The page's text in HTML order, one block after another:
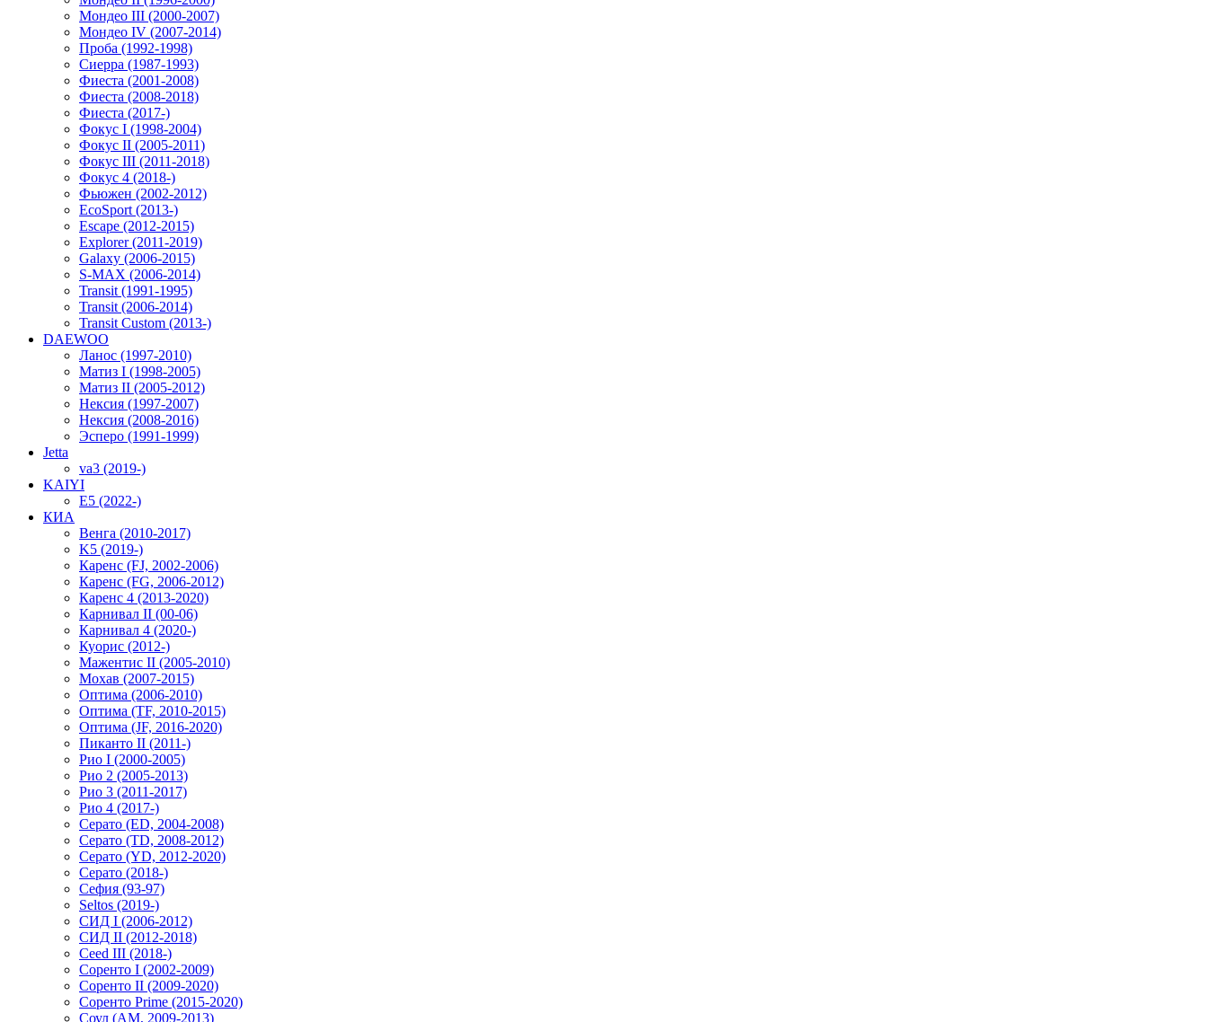
Мондео III (2000-2007)
Мондео IV (2007-2014)
Проба (1992-1998)
Сиерра (1987-1993)
Фиеста (2001-2008)
Фиеста (2008-2018)
Фиеста (2017-)
Фокус I (1998-2004)
Фокус II (2005-2011)
Фокус III (2011-2018)
Фокус 4 (2018-)
Фьюжен (2002-2012)
EcoSport (2013-)
Escape (2012-2015)
Explorer (2011-2019)
Galaxy (2006-2015)
S-MAX (2006-2014)
Transit (1991-1995)
Transit (2006-2014)
Transit Custom (2013-)
DAEWOO
Ланос (1997-2010)
Матиз I (1998-2005)
Матиз II (2005-2012)
Нексия (1997-2007)
Нексия (2008-2016)
Эсперо (1991-1999)
Jetta
va3 (2019-)
KAIYI
E5 (2022-)
КИА
Венга (2010-2017)
K5 (2019-)
Каренс (FJ, 2002-2006)
Каренс (FG, 2006-2012)
Каренс 4 (2013-2020)
Карнивал II (00-06)
Карнивал 4 (2020-)
Куорис (2012-)
Мажентис II (2005-2010)
Мохав (2007-2015)
Оптима (2006-2010)
Оптима (TF, 2010-2015)
Оптима (JF, 2016-2020)
Пиканто II (2011-)
Рио I (2000-2005)
Рио 2 (2005-2013)
Рио 3 (2011-2017)
Рио 4 (2017-)
Серато (ED, 2004-2008)
Серато (TD, 2008-2012)
Серато (YD, 2012-2020)
Серато (2018-)
Сефия (93-97)
Seltos (2019-)
СИД I (2006-2012)
СИД II (2012-2018)
Ceed III (2018-)
Соренто I (2002-2009)
Соренто II (2009-2020)
Соренто Prime (2015-2020)
Соул (AM, 2009-2013)